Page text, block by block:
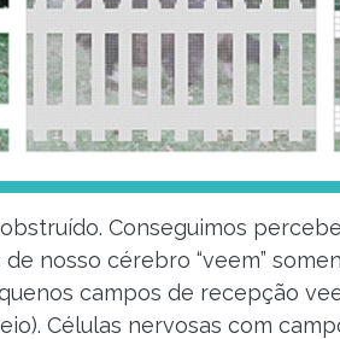
Conseguimos
nosso cérebro “veem”
campos de recepção
Células nervosas com